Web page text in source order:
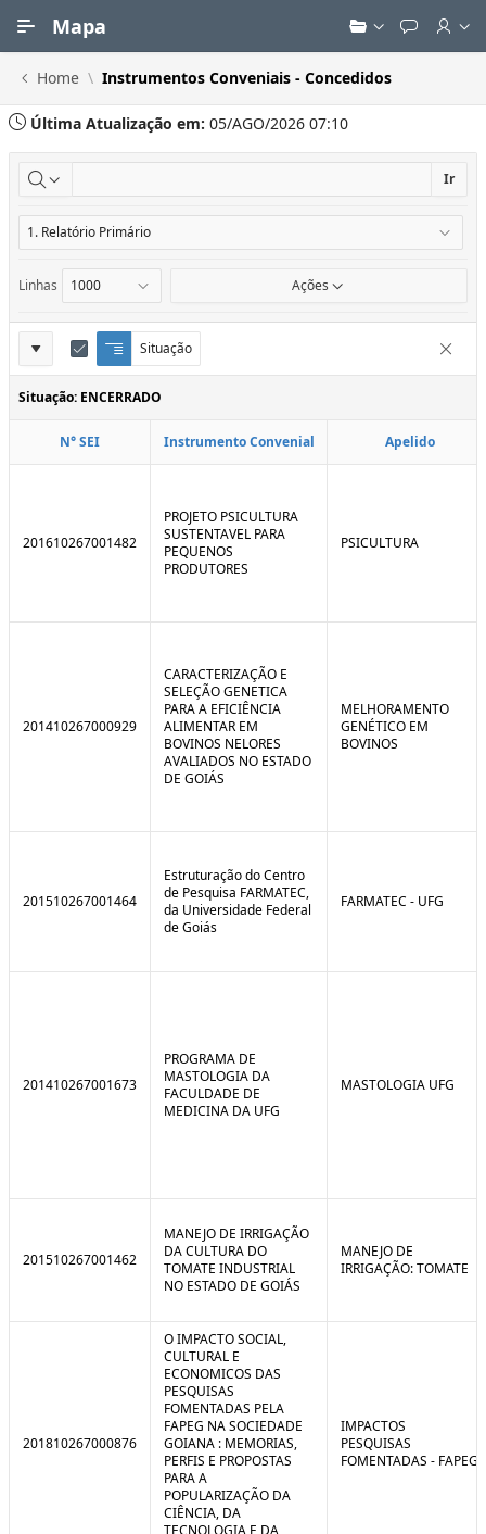
Mapa
Home Instrumentos Conveniais - Concedidos
Última Atualização em: 05/AGO/2026 07:10
Ir
Linhas Ações
Definições
do
Relatório
Situação
Q
u
e
b
E
d
i
t
Situação: ENCERRADO
N° SEI Instrumento Convenial Apelido
201610267001482
PROJETO PSICULTURA
SUSTENTAVEL PARA
PEQUENOS
PRODUTORES
PSICULTURA
201410267000929
CARACTERIZAÇÃO E
SELEÇÃO GENETICA
PARA A EFICIÊNCIA
ALIMENTAR EM
BOVINOS NELORES
AVALIADOS NO ESTADO
DE GOIÁS
MELHORAMENTO
GENÉTICO EM
BOVINOS
201510267001464
Estruturação do Centro
de Pesquisa FARMATEC,
da Universidade Federal
de Goiás
FARMATEC - UFG
201410267001673
PROGRAMA DE
MASTOLOGIA DA
FACULDADE DE
MEDICINA DA UFG
MASTOLOGIA UFG
201510267001462
MANEJO DE IRRIGAÇÃO
DA CULTURA DO
TOMATE INDUSTRIAL
NO ESTADO DE GOIÁS
MANEJO DE
IRRIGAÇÃO: TOMATE
201810267000876
O IMPACTO SOCIAL,
CULTURAL E
ECONOMICOS DAS
PESQUISAS
FOMENTADAS PELA
FAPEG NA SOCIEDADE
GOIANA : MEMORIAS,
PERFIS E PROPOSTAS
PARA A
POPULARIZAÇÃO DA
CIÊNCIA, DA
TECNOLOGIA E DA
IMPACTOS
PESQUISAS
FOMENTADAS - FAPEG